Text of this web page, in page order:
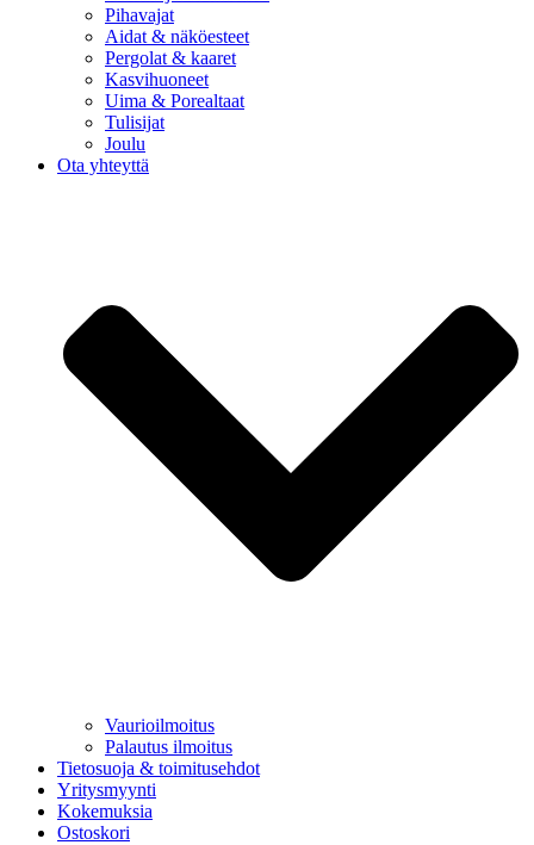
Pihavajat
Aidat & näköesteet
Pergolat & kaaret
Kasvihuoneet
Uima & Porealtaat
Tulisijat
Joulu
Ota yhteyttä
Vaurioilmoitus
Palautus ilmoitus
Tietosuoja & toimitusehdot
Yritysmyynti
Kokemuksia
Ostoskori